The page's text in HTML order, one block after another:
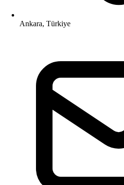
Ankara, Türkiye